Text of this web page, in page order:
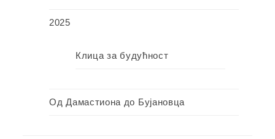
2025
Клица за будућност
Од Дамастиона до Бујановца